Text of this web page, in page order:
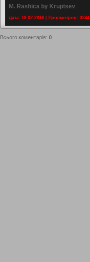
M. Rashica by Kruptsev
Дата: 19.02.2016 | Просмотров: 3344
Всього коментарів: 0